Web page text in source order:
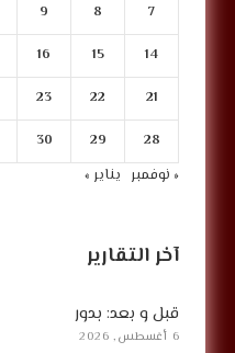
7
8
9
14
15
16
21
22
23
28
29
30
« نوفمبر يناير »
آخر التقارير
قبل و بعد: بدور
6 أغسطس, 2026